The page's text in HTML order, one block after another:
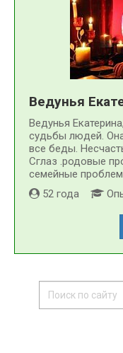
Ведунья
Ведунья
судьбы людей.
все беды.
Сглаз .родовые
семейные
52 года